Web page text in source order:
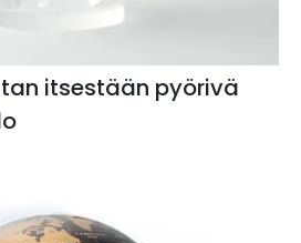
itsestään pyörivä